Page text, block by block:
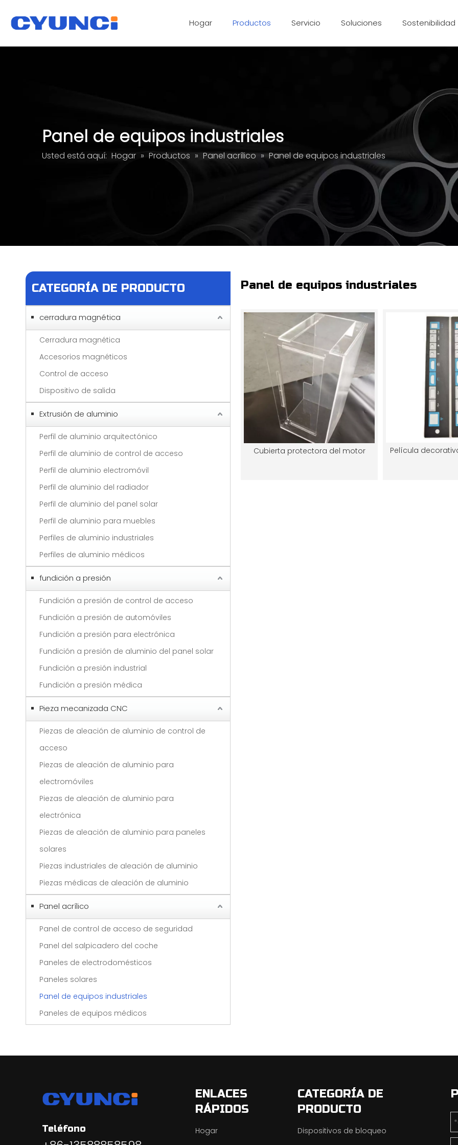
Hogar Productos Servicio Soluciones Sostenibilidad
Panel de equipos industriales
Usted está aquí: Hogar » Productos » Panel acrílico » Panel de equipos industriales
CATEGORÍA DE PRODUCTO
cerradura magnética
Cerradura magnética
Accesorios magnéticos
Control de acceso
Dispositivo de salida
Extrusión de aluminio
Perfil de aluminio arquitectónico
Perfil de aluminio de control de acceso
Perfil de aluminio electromóvil
Perfil de aluminio del radiador
Perfil de aluminio del panel solar
Perfil de aluminio para muebles
Perfiles de aluminio industriales
Perfiles de aluminio médicos
fundición a presión
Fundición a presión de control de acceso
Fundición a presión de automóviles
Fundición a presión para electrónica
Fundición a presión de aluminio del panel solar
Fundición a presión industrial
Fundición a presión médica
Pieza mecanizada CNC
Piezas de aleación de aluminio de control de
acceso
Piezas de aleación de aluminio para
electromóviles
Piezas de aleación de aluminio para
electrónica
Piezas de aleación de aluminio para paneles
solares
Piezas industriales de aleación de aluminio
Piezas médicas de aleación de aluminio
Panel acrílico
Panel de control de acceso de seguridad
Panel del salpicadero del coche
Paneles de electrodomésticos
Paneles solares
Panel de equipos industriales
Paneles de equipos médicos
Panel de equipos industriales
Cubierta protectora del motor Película
Teléfono
ENLACES
RÁPIDOS
Hogar
CATEGORÍA DE
PRODUCTO
Dispositivos de bloqueo